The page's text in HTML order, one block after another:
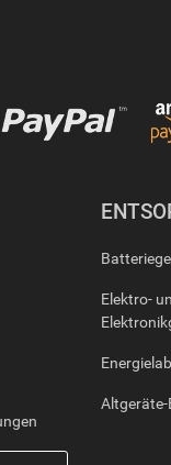
Elektro-